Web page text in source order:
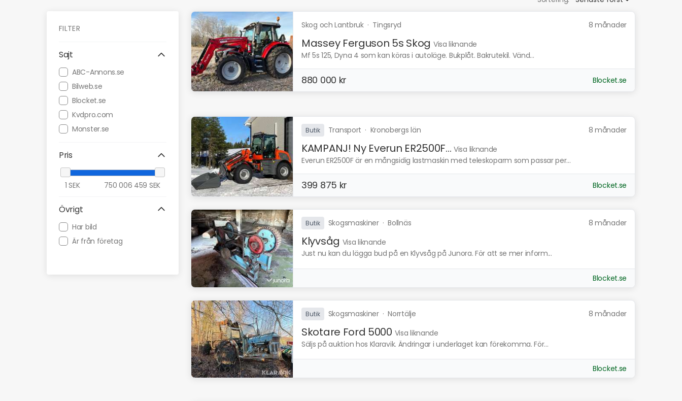
FILTER
Sajt
ABC-Annons.se
Bilweb.se
Blocket.se
Kvdpro.com
Monster.se
Pris
1 SEK 750 006 459 SEK
Övrigt
Har bild
Är från företag
Skog och Lantbruk· Tingsryd 8 månader
Massey Ferguson 5s Skog Visa liknande
Mf 5s 125, Dyna 4 som kan köras i autoläge. Bukplåt. Bakrutekil. Vänd...
880 000 kr Blocket.se
Butik Transport · Kronobergs län 8 månader
KAMPANJ! Ny Everun ER2500F... Visa liknande
Everun ER2500F är en mångsidig lastmaskin med teleskoparm som passar per...
399 875 kr Blocket.se
Butik Skogsmaskiner·Bollnäs 8 månader
Klyvsåg Visa liknande
Just nu kan du lägga bud på en Klyvsåg på Junora. För att se mer inform...
Blocket.se
Butik Skogsmaskiner·Norrtälje 8 månader
Skotare Ford 5000 Visa liknande
Säljs på auktion hos Klaravik. Ändringar i underlaget kan förekomma. För...
Blocket.se